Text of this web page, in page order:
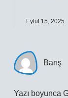
Eylül 15, 2025
Barış
Yazı boyunca